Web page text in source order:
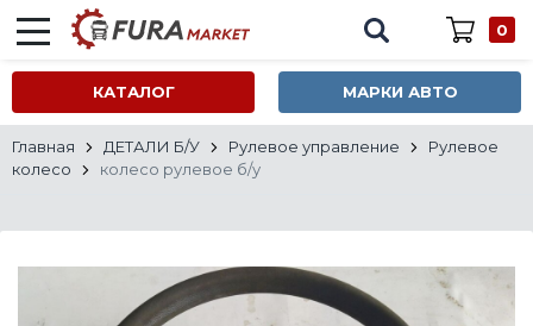
0
КАТАЛОГ МАРКИ АВТО
Главная ДЕТАЛИ Б/У Рулевое управление
Рулевое
колесо
колесо рулевое б/у